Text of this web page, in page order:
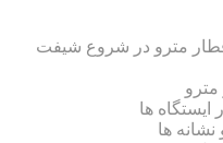
مترو در شروع شیفت
ها
ها